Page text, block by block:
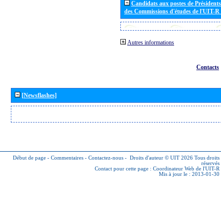
Candidats aux postes de
des Commissions d'études de l'UIT-
Autres informations
Contacts
[Newsflashes]
Début de page - Commentaires - Contactez-nous - Droits d'auteur © UIT 2026 Tous droits
réservés
Contact pour cette page : Coordinateur Web de l'UIT-R
Mis à jour le : 2013-01-30